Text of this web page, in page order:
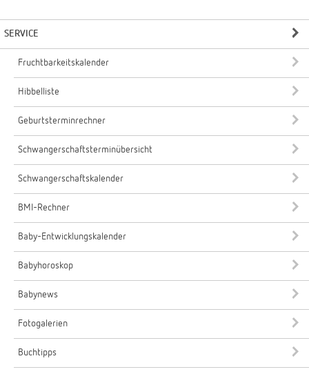
SERVICE
Fruchtbarkeitskalender
Hibbelliste
Geburtsterminrechner
Schwangerschaftsterminübersicht
Schwangerschaftskalender
BMI-Rechner
Baby-Entwicklungskalender
Babyhoroskop
Babynews
Fotogalerien
Buchtipps